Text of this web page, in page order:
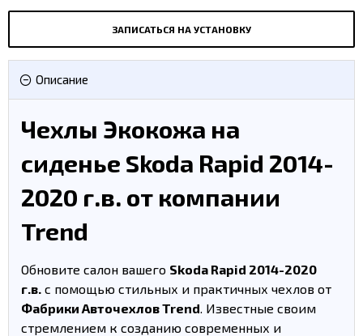
ЗАПИСАТЬСЯ НА УСТАНОВКУ
Описание
Чехлы Экокожа на
сиденье Skoda Rapid 2014-
2020 г.в. от компании
Trend
Обновите салон вашего Skoda Rapid 2014-2020
г.в. с помощью стильных и практичных чехлов от
Фабрики Авточехлов Trend. Известные своим
стремлением к созданию современных и